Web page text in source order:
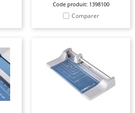
Code produit: 1398100
Comparer